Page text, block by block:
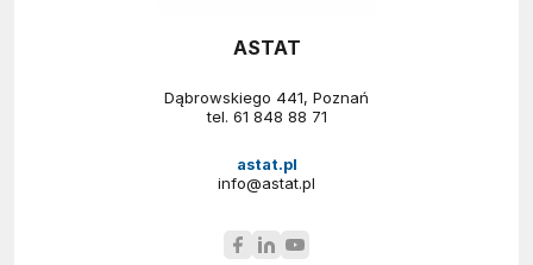
ASTAT
Dąbrowskiego 441, Poznań
tel. 61 848 88 71
astat.pl
info@astat.pl